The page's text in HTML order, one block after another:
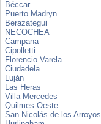
Béccar
Puerto Madryn
Berazategui
NECOCHEA
Campana
Cipolletti
Florencio Varela
Ciudadela
Luján
Las Heras
Villa Mercedes
Quilmes Oeste
San Nicolás de los Arroyos